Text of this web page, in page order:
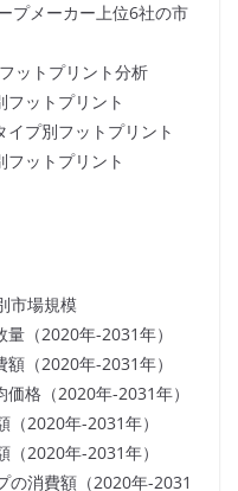
プメーカー上位6社の市
ットプリント分析
ットプリント
プ別フットプリント
ットプリント
市場規模
（2020年-2031年）
（2020年-2031年）
格（2020年-2031年）
2020年-2031年）
2020年-2031年）
の消費額（2020年-2031